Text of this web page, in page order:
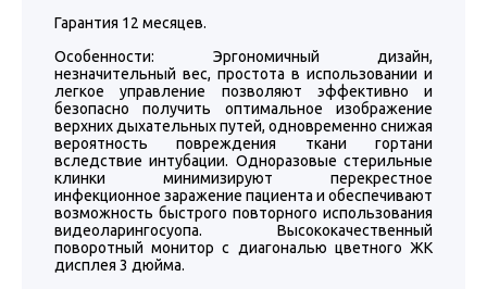
Гарантия 12 месяцев.
Особенности: Эргономичный дизайн,
незначительный вес, простота в использовании и
легкое управление позволяют эффективно и
безопасно получить оптимальное изображение
верхних дыхательных путей, одновременно снижая
вероятность повреждения ткани гортани
вследствие интубации. Одноразовые стерильные
клинки минимизируют перекрестное
инфекционное заражение пациента и обеспечивают
возможность быстрого повторного использования
видеоларингосуопа. Высококачественный
поворотный монитор с диагональю цветного ЖК
дисплея 3 дюйма.